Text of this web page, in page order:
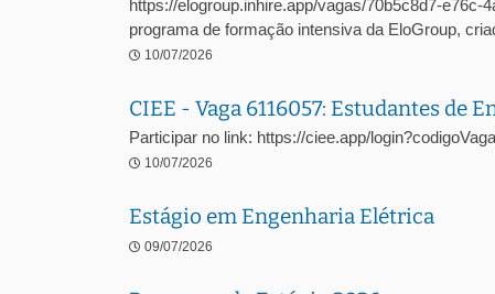
https://elogroup.inhire.app/vagas/70b5c8d7-
programa de formação intensiva da EloGroup,
10/07/2026
CIEE - Vaga 6116057: Estudantes de
Participar no link: https://ciee.app/
10/07/2026
Estágio em Engenharia Elétrica
09/07/2026